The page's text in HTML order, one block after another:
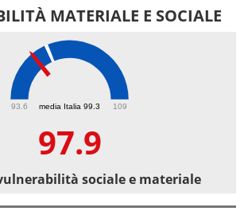
MATERIALE E SOCIALE
media Italia 99.3
93.6 109
97.9
sociale e materiale